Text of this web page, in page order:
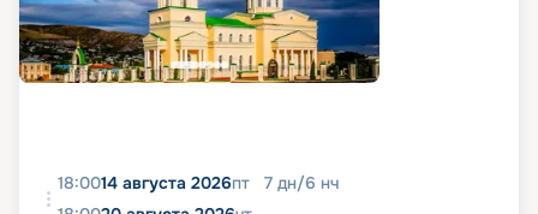
18:0014 августа 2026пт 7 дн/6 нч